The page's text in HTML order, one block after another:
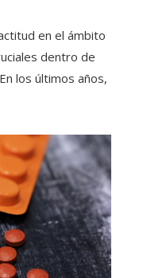
en el ámbito
dentro de
los últimos años,